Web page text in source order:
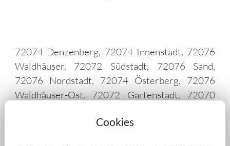
72074 Denzenberg, 72074 Innenstadt, 72076
Waldhäuser, 72072 Südstadt, 72076 Sand,
72076 Nordstadt, 72074 Österberg, 72076
Waldhäuser-Ost, 72072 Gartenstadt, 72070
72072 Derendingen, 72072 Weilheim, 72127
Cookies